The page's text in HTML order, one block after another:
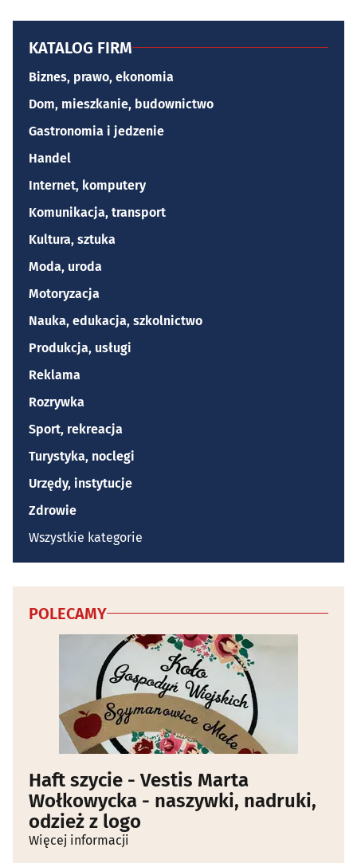
KATALOG FIRM
Biznes, prawo, ekonomia
Dom, mieszkanie, budownictwo
Gastronomia i jedzenie
Handel
Internet, komputery
Komunikacja, transport
Kultura, sztuka
Moda, uroda
Motoryzacja
Nauka, edukacja, szkolnictwo
Produkcja, usługi
Reklama
Rozrywka
Sport, rekreacja
Turystyka, noclegi
Urzędy, instytucje
Zdrowie
Wszystkie kategorie
POLECAMY
Haft szycie - Vestis Marta
Wołkowycka - naszywki, nadruki,
odzież z logo
Więcej informacji